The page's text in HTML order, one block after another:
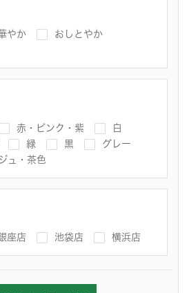
やか
おしとやか
赤・ピンク・紫
白
緑 黒
グレー
ュ・茶色
座店 池袋店 横浜店